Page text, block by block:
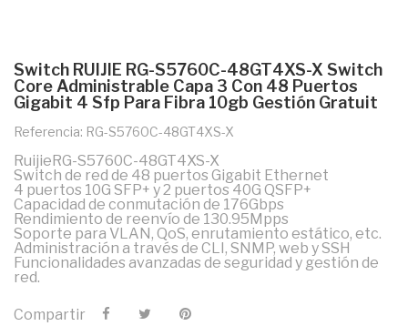
Switch RUIJIE RG-S5760C-48GT4XS-X Switch
Core Administrable Capa 3 Con 48 Puertos
Gigabit 4 Sfp Para Fibra 10gb Gestión Gratuit
Referencia: RG-S5760C-48GT4XS-X
RuijieRG-S5760C-48GT4XS-X
Switch de red de 48 puertos Gigabit Ethernet
4 puertos 10G SFP+ y 2 puertos 40G QSFP+
Capacidad de conmutación de 176Gbps
Rendimiento de reenvío de 130.95Mpps
Soporte para VLAN, QoS, enrutamiento estático, etc.
Administración a través de CLI, SNMP, web y SSH
Funcionalidades avanzadas de seguridad y gestión de
red.
Compartir